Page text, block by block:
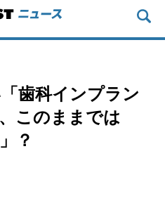
歯科インプラン
このままでは
？